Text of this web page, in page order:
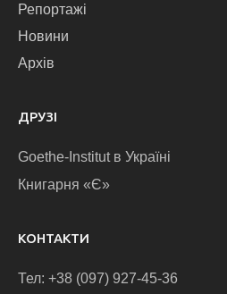
Репортажі
Новини
Архів
ДРУЗІ
Goethe-Institut в Україні
Книгарня «Є»
КОНТАКТИ
Тел: +38 (097) 927-45-36